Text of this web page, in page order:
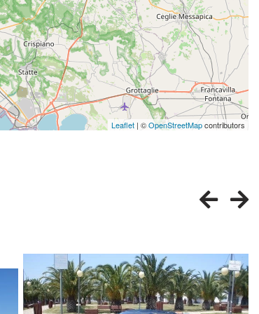
Leaflet | ©OpenStreetMapcontributors